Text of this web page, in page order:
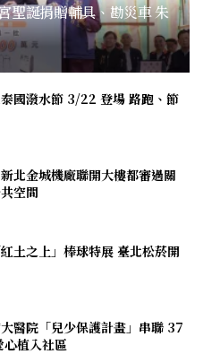
聖誕捐贈輔具、勘災車 朱
國潑水節 3/22 登場 路跑、節
北金城機廠聯開大樓都審過關
空間
土之上」棒球特展 臺北松菸開
醫院「兒少保護計畫」串聯 37
植入社區